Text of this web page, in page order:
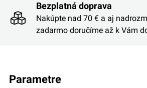
Bezplatná doprava
Nakúpte nad 70 € a aj
zadarmo doručíme až k Vám
parametre